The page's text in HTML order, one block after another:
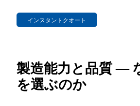
インスタントクオート
製造能力と品質 —
を選ぶのか